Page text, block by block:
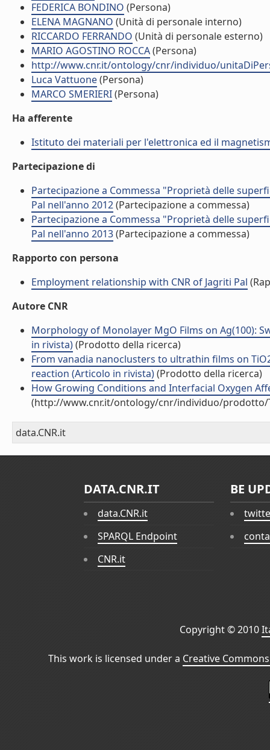
FEDERICA BONDINO (Persona)
ELENA MAGNANO (Unità di personale interno)
RICCARDO FERRANDO (Unità di personale esterno)
MARIO AGOSTINO ROCCA(Persona)
http://www.cnr.it/ontology/cnr/individuo/
Luca Vattuone(Persona)
MARCO SMERIERI(Persona)
Ha afferente
Istituto dei materiali per l'elettronica ed il
Partecipazione di
Partecipazione a Commessa "Proprietà delle
Pal nell'anno 2012(Partecipazione a commessa)
Partecipazione a Commessa "Proprietà delle
Pal nell'anno 2013(Partecipazione a commessa)
Rapporto con persona
Employment relationship with CNR of Jagriti Pal
Autore CNR
Morphology of Monolayer MgO Films on Ag(100):
in rivista)(Prodotto della ricerca)
From vanadia nanoclusters to ultrathin films on
reaction (Articolo in rivista)(Prodotto della ricerca)
How Growing Conditions and Interfacial Oxygen
(http://www.cnr.it/ontology/cnr/individuo/prodotto/
data.CNR.it
DATA.CNR.IT
data.CNR.it
SPARQL Endpoint
CNR.it
BE
Copyright © 2010
This work is licensed under a Creative